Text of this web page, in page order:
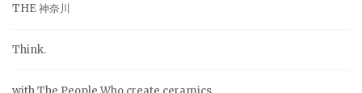
THE 神奈川
Think.